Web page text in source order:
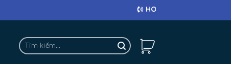
HOTLINE: 0911 682 663
Tìm
kiếm: